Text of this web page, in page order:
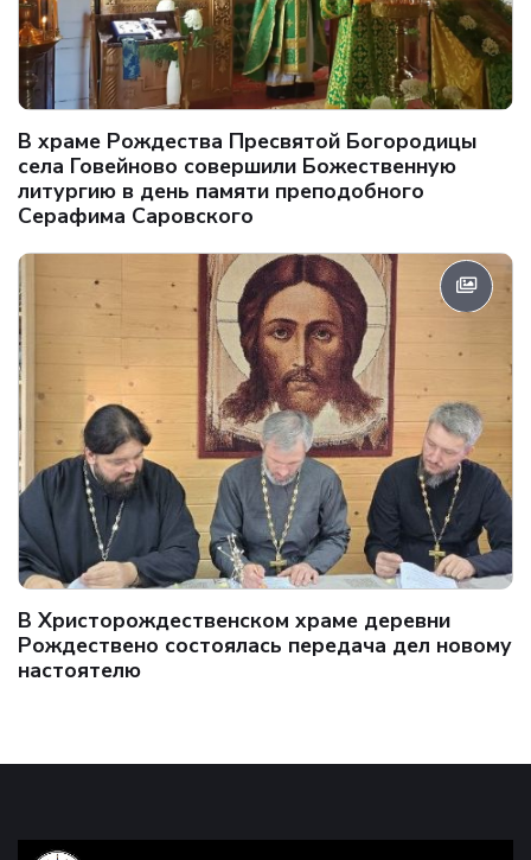
В храме Рождества Пресвятой Богородицы
села Говейново совершили Божественную
литургию в день памяти преподобного
Серафима Саровского
В Христорождественском храме деревни
Рождествено состоялась передача дел новому
настоятелю